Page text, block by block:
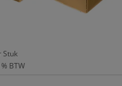
Stuk
BTW